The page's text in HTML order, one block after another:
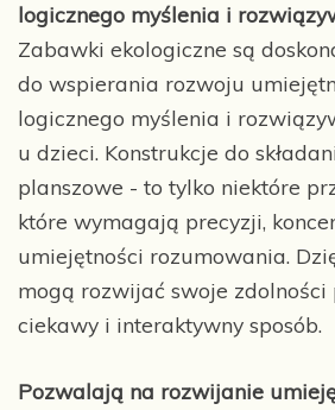
logicznego myślenia i
Zabawki ekologiczne są
do wspierania rozwoju
logicznego myślenia i
u dzieci. Konstrukcje do
planszowe - to tylko niektóre
które wymagają precyzji,
umiejętności rozumowania.
mogą rozwijać swoje zdolności
ciekawy i interaktywny sposób.
Pozwalają na rozwijanie